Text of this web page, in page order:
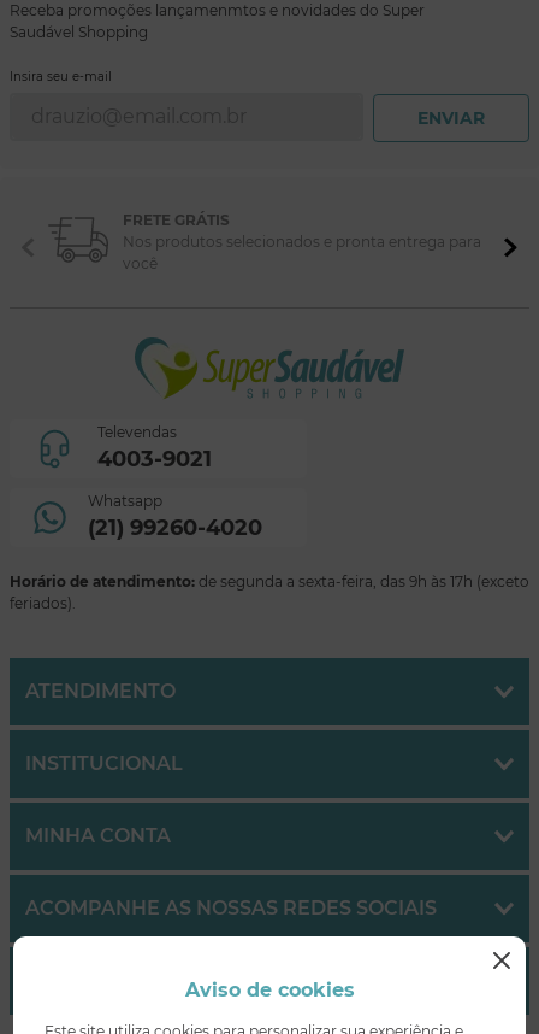
Aviso de cookies
Receba promoções lançamenmtos e novidades do Super
Saudável Shopping
Insira seu e-mail
ENVIAR
FRETE GRÁTIS
Nos produtos selecionados e pronta entrega para
você
Televendas
4003-9021
Whatsapp
(21) 99260-4020
Horário de atendimento: de segunda a sexta-feira, das 9h às 17h (exceto
feriados).
ATENDIMENTO
INSTITUCIONAL
MINHA CONTA
ACOMPANHE AS NOSSAS REDES SOCIAIS